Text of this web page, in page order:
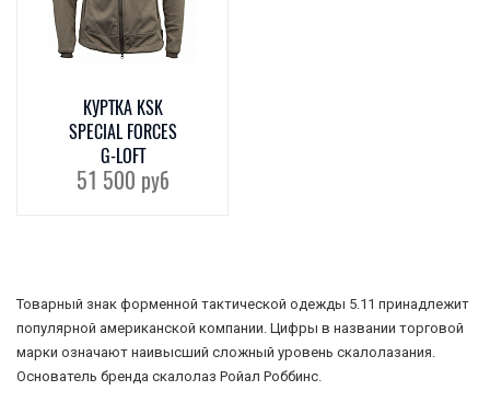
КУРТКА KSK
SPECIAL FORCES
G-LOFT
51 500 руб
Товарный знак форменной тактической одежды 5.11 принадлежит
популярной американской компании. Цифры в названии торговой
марки означают наивысший сложный уровень скалолазания.
Основатель бренда скалолаз Ройал Роббинс.